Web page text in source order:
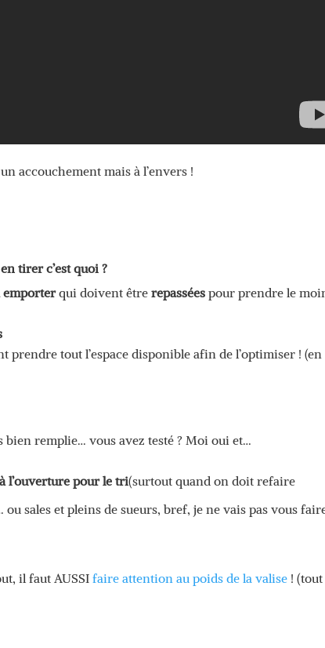
accouchement mais à l’envers !
tirer c’est quoi ?
emporterqui doivent êtrerepassées pour prendre le
prendre tout l’espace disponible afin de l’optimiser ! (en
remplie… vous avez testé ? Moi oui et…
l’ouverture pour le tri(surtout quand on doit refaire
ou sales et pleins de sueurs, bref, je ne vais pas vous
il faut AUSSIfaire attention au poids de la valise !